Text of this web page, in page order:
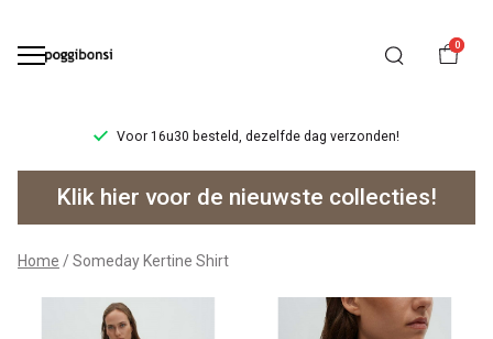
0
Voor 16u30 besteld, dezelfde dag verzonden!
Someday
Kertine
Shirt
Klik hier voor de nieuwste collecties!
Home Someday Kertine Shirt